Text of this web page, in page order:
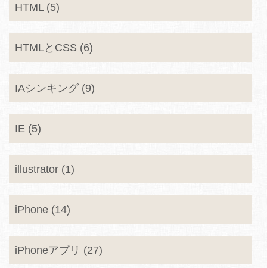
HTML (5)
HTMLとCSS (6)
IAシンキング (9)
IE (5)
illustrator (1)
iPhone (14)
iPhoneアプリ (27)